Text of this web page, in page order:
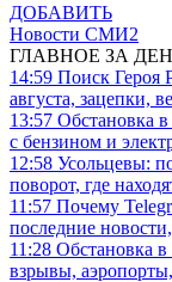
ДОБАВИТЬ
Новости СМИ2
ГЛАВНОЕ ЗА
14:59 Поиск Героя
августа, зацепки,
13:57 Обстановка
с бензином и
12:58 Усольцевы:
поворот, где
11:57 Почему
последние
11:28 Обстановка
взрывы,